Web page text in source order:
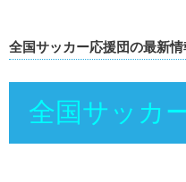
全国サッカー応援団の最新
全国サッカ